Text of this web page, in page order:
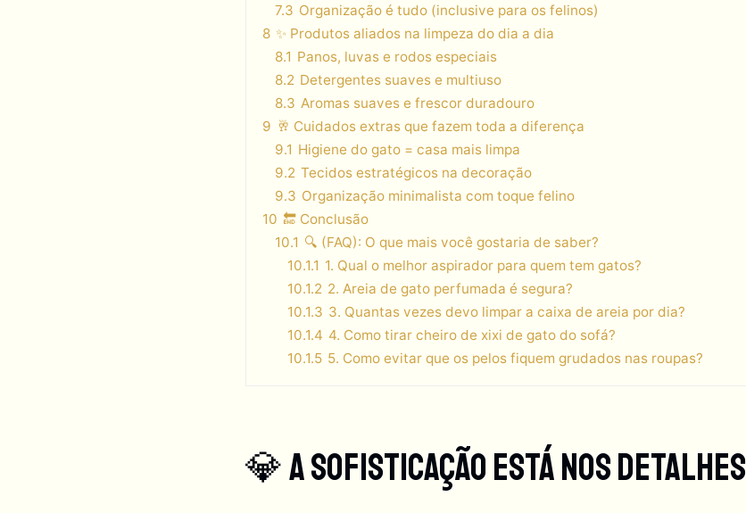
7.3 Organização é tudo (inclusive para os felinos)
8 ✨️ Produtos aliados na limpeza do dia a dia
8.1 Panos, luvas e rodos especiais
8.2 Detergentes suaves e multiuso
8.3 Aromas suaves e frescor duradouro
9 🥂 Cuidados extras que fazem toda a diferença
9.1 Higiene do gato = casa mais limpa
9.2 Tecidos estratégicos na decoração
9.3 Organização minimalista com toque felino
10 🔚 Conclusão
10.1 🔍 (FAQ): O que mais você gostaria de saber?
10.1.1 1. Qual o melhor aspirador para quem tem gatos?
10.1.2 2. Areia de gato perfumada é segura?
10.1.3 3. Quantas vezes devo limpar a caixa de areia por dia?
10.1.4 4. Como tirar cheiro de xixi de gato do sofá?
10.1.5 5. Como evitar que os pelos fiquem grudados nas roupas?
💎 A Sofisticação Está Nos Detalhes